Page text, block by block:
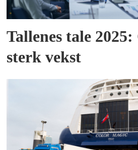
Tallenes tale 2025:
sterk vekst